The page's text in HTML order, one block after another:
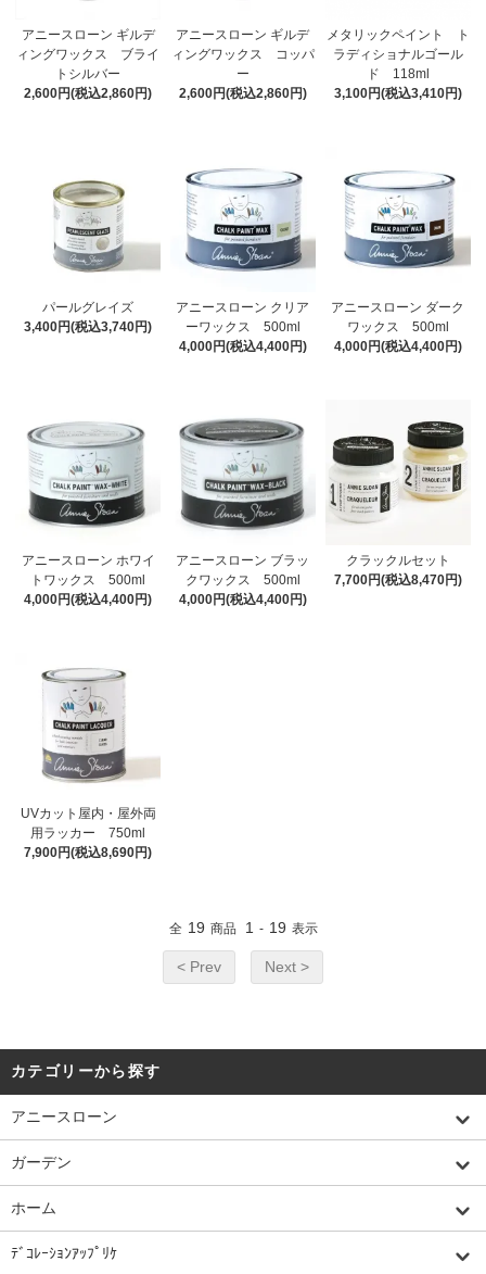
アニースローン ギルデ
ィングワックス ブライ
トシルバー
2,600円(税込2,860円)
アニースローン ギルデ
ィングワックス コッパ
ー
2,600円(税込2,860円)
メタリックペイント ト
ラディショナルゴール
ド 118ml
3,100円(税込3,410円)
パールグレイズ
3,400円(税込3,740円)
アニースローン クリア
ーワックス 500ml
4,000円(税込4,400円)
アニースローン ダーク
ワックス 500ml
4,000円(税込4,400円)
アニースローン ホワイ
トワックス 500ml
4,000円(税込4,400円)
アニースローン ブラッ
クワックス 500ml
4,000円(税込4,400円)
クラックルセット
7,700円(税込8,470円)
UVカット屋内・屋外両
用ラッカー 750ml
7,900円(税込8,690円)
全 19 商品 1 - 19 表示
< Prev Next >
カテゴリーから探す
アニースローン
ガーデン
ホーム
ﾃﾞｺﾚｰｼｮﾝｱｯﾌﾟﾘｹ